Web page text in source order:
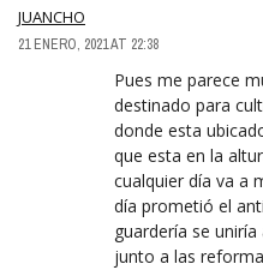
JUANCHO
21 ENERO, 2021 AT 22:38
Pues me parece
destinado para
donde esta
que esta en la
cualquier día va a
día prometió el
guardería se
junto a las